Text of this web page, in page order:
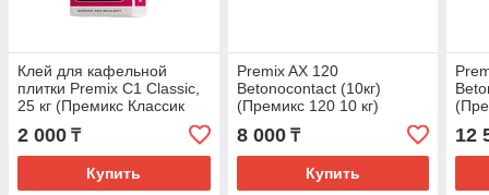
Клей для кафельной
плитки Premix C1 Classic,
25 кг (Премикс Классик
2 000 ₸
Купить
Premix AX 120
Betonocontact (10кг)
(Премикс 120 10 кг)
8 000₸
Купить
12